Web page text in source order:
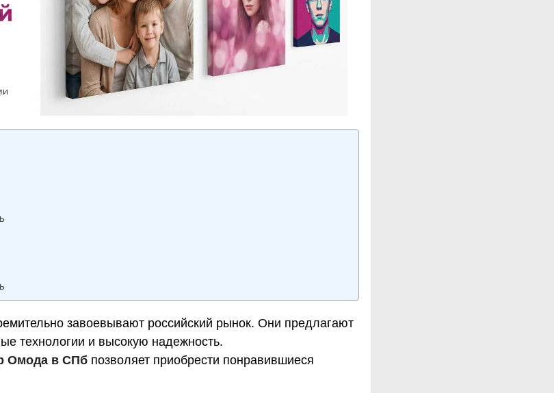
завоевывают российский рынок. Они предлагают
технологии и высокую надежность.
Омода в СПб позволяет приобрести понравившиеся